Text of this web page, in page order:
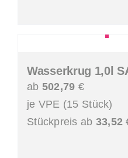
Wasserkrug 1,0l
ab 502,79 €
je VPE (15 Stück)
Stückpreis ab 33,52